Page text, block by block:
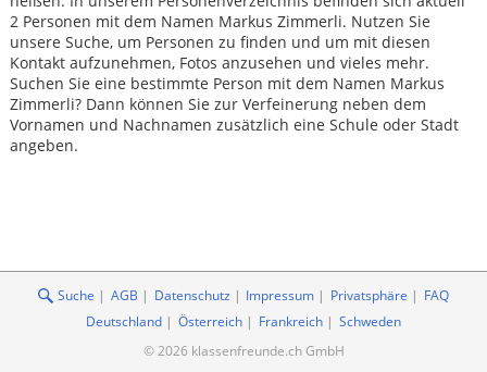
2 Personen mit dem Namen Markus Zimmerli. Nutzen Sie
unsere Suche, um Personen zu finden und um mit diesen
Kontakt aufzunehmen, Fotos anzusehen und vieles mehr.
Suchen Sie eine bestimmte Person mit dem Namen Markus
Zimmerli? Dann können Sie zur Verfeinerung neben dem
Vornamen und Nachnamen zusätzlich eine Schule oder Stadt
angeben.
Suche AGB Datenschutz Impressum Privatsphäre
FAQ
Deutschland
Österreich Frankreich
Schweden
© 2026 klassenfreunde.ch GmbH